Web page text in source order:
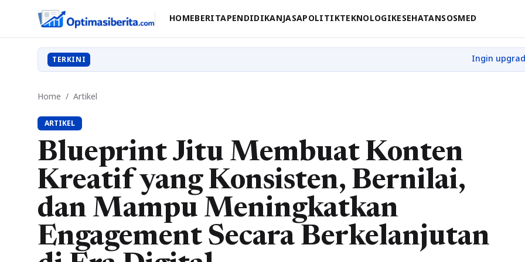
HOMEBERITAPENDIDIKANJASAPOLITIKTEKNOLOGIKESEHATANSOSMED
TERKINI
Home / Artikel
ARTIKEL
Blueprint Jitu Membuat Konten
Kreatif yang Konsisten, Bernilai,
dan Mampu Meningkatkan
Engagement Secara Berkelanjutan